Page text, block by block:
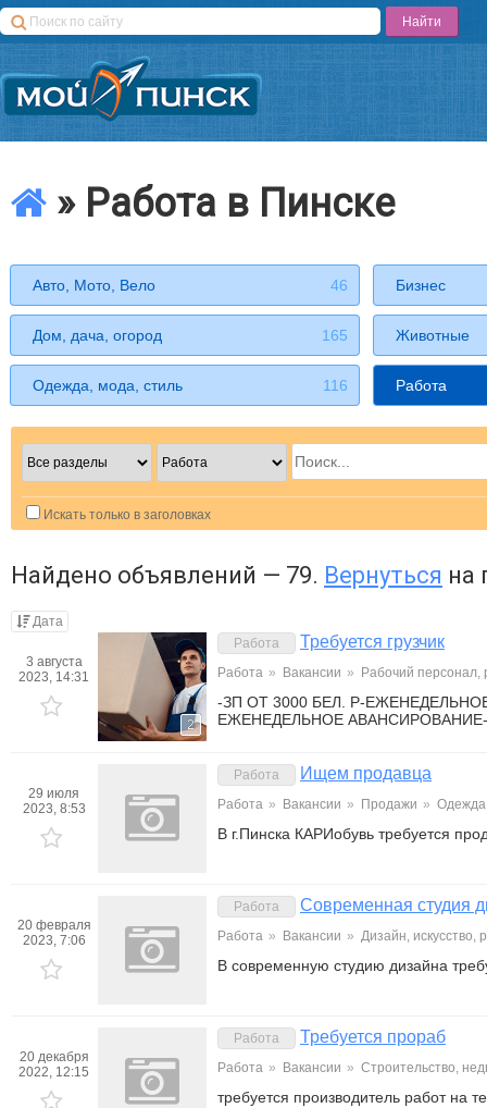
» Работа в Пинске
Авто, Мото, Вело 46 Бизнес
Дом, дача, огород 165 Животные
Одежда, мода, стиль 116 Работа
Искать только в заголовках
Найдено объявлений — 79. Вернуться на
Дата
3 августа
2023, 14:31
2
Работа Требуется грузчик
Работа » Вакансии » Рабочий персонал,
-ЗП ОТ 3000 БЕЛ. Р-
ЕЖЕНЕДЕЛЬНОЕ
29 июля
2023, 8:53
Работа Ищем продавца
Работа » Вакансии » Продажи »
В г.Пинска КАРИобувь требуется
20 февраля
2023, 7:06
Работа Современная студия
Работа » Вакансии » Дизайн, искусство,
В современную студию дизайна
20 декабря
2022, 12:15
Работа Требуется прораб
Работа » Вакансии » Строительство,
требуется производитель работ